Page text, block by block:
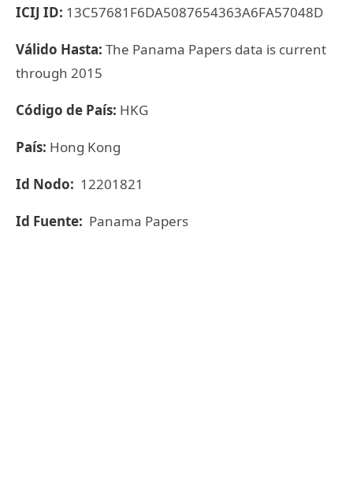
ICIJ ID: 13C57681F6DA5087654363A6FA57048D
Válido Hasta: The Panama Papers data is current
through 2015
Código de País: HKG
País: Hong Kong
Id Nodo: 12201821
Id Fuente: Panama Papers